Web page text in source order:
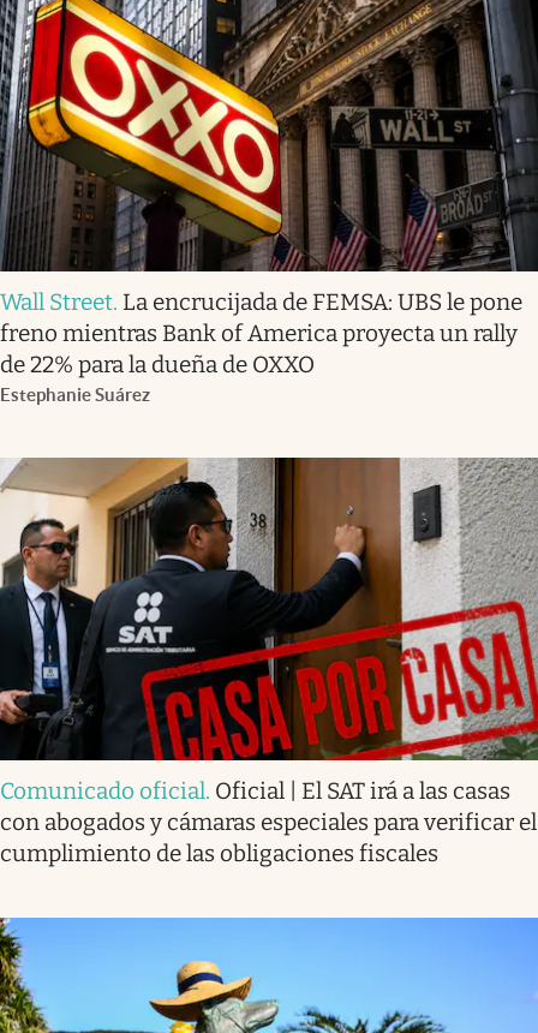
Wall Street. La encrucijada de FEMSA: UBS le pone
freno mientras Bank of America proyecta un rally
de 22% para la dueña de OXXO
Estephanie Suárez
Comunicado oficial. Oficial | El SAT irá a las casas
con abogados y cámaras especiales para verificar el
cumplimiento de las obligaciones fiscales